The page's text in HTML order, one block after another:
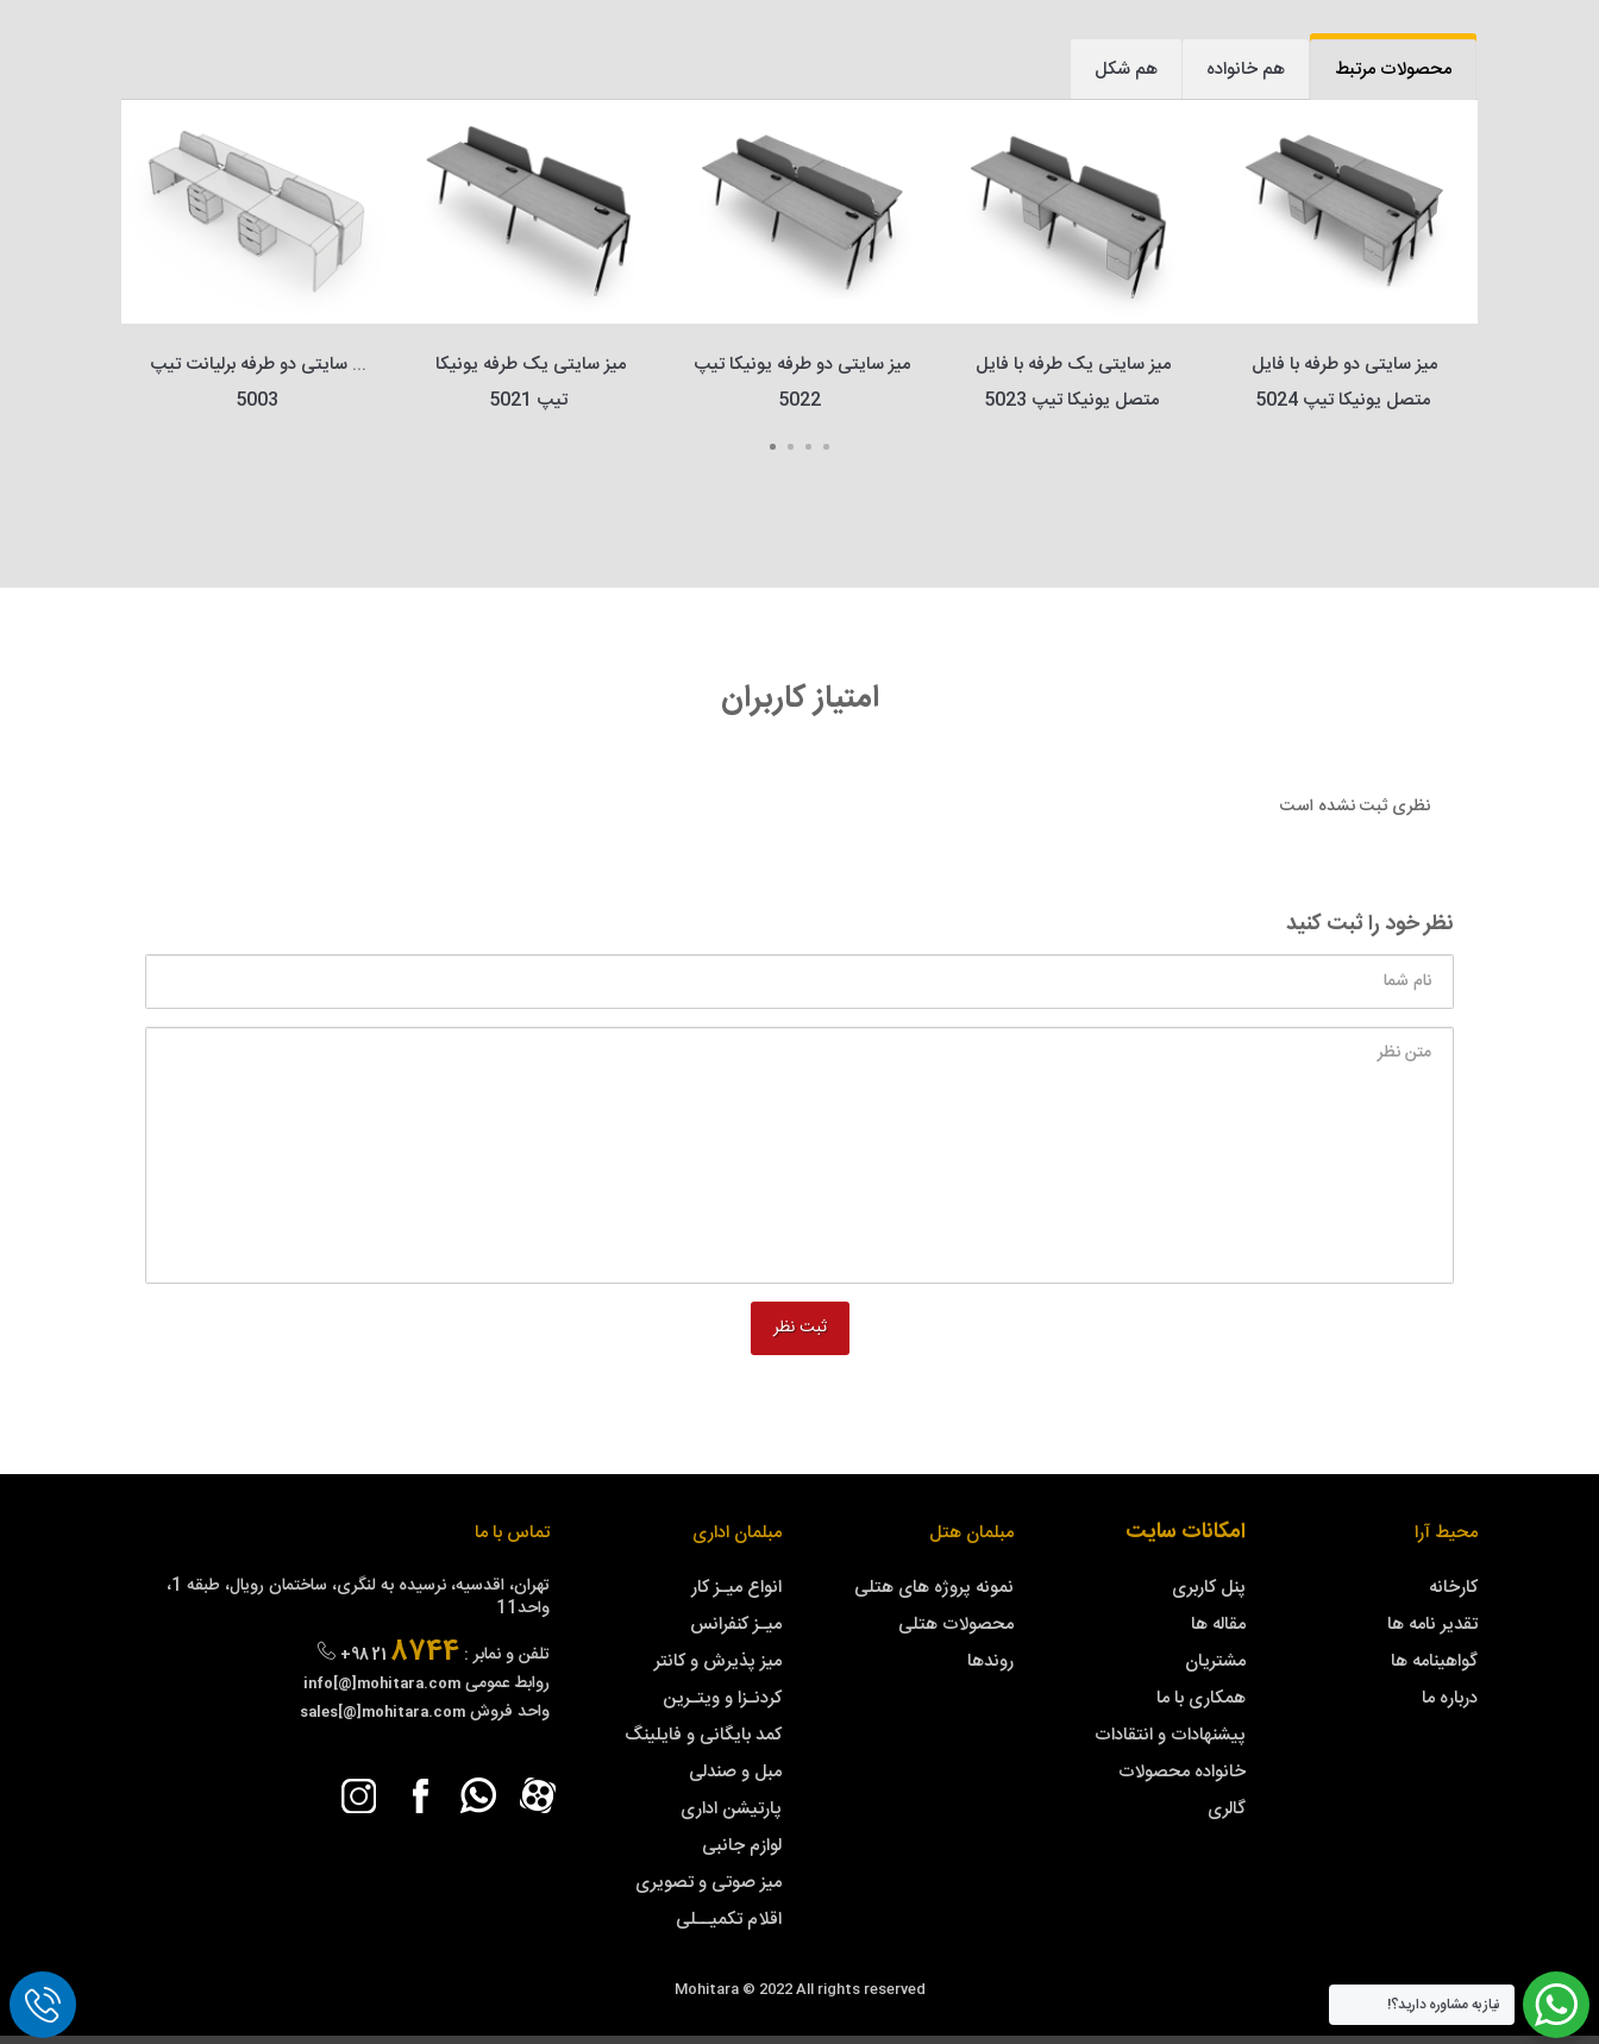
محصولات مرتبط هم خانواده هم شکل
5003
تیپ 5021
5022
متصل یونیکا تیپ 5023
متصل یونیکا تیپ 5024
امتیاز کاربران
نظری ثبت نشده است
نظر خود را ثبت کنید
محیط آرا
کارخانه
تقدیر نامه ها
گواهینامه ها
درباره ما
امکانات سایت
پنل کاربری
مقاله ها
مشتریان
همکاری با ما
پیشنهادات و انتقادات
خانواده محصولات
گالری
مبلمان هتل
نمونه پروژه های هتلی
محصولات هتلی
روندها
مبلمان اداری
انواع میـز کار
میـز کنفرانس
میز پذیرش و کانتر
کردنـزا و ویتـرین
کمد بایگانی و فایلینگ
مبل و صندلی
پارتیشن اداری
لوازم جانبی
میز صوتی و تصویری
اقلام تکمیــلی
تماس با ما
تهران، اقدسیه، نرسیده به لنگری، ساختمان رویال، طبقه 1،
واحد11
تلفن و نمابر :
+98 21 8744
روابط عمومی info[@]mohitara.com
واحد فروش sales[@]mohitara.com
Mohitara © 2022 All rights reserved
نیاز به مشاوره دارید؟!